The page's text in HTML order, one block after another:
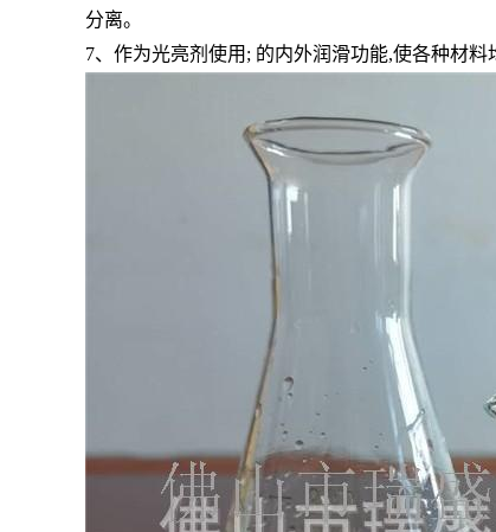
分离。
7、作为光亮剂使用; 的内外润滑功能,使各种材